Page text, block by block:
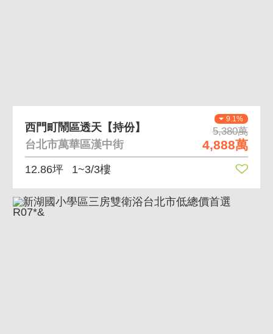
9.1%
5,380萬
4,888萬
西門町鬧區透天【持份】
台北市萬華區漢中街
12.86坪 1~3/3樓